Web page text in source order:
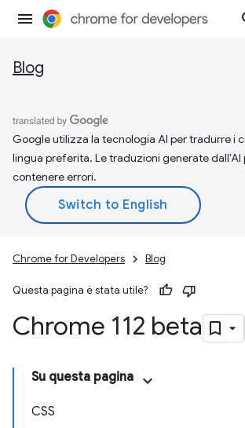
Blog
Google utilizza la tecnologia AI per tradurre i
lingua preferita. Le traduzioni generate dall'AI
contenere errori.
Chrome for Developers Blog
Questa pagina è stata utile?
Chrome 112 beta
Su questa pagina
CSS